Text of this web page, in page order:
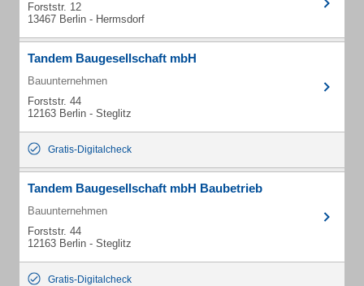
Forststr. 12
13467 Berlin - Hermsdorf
Tandem Baugesellschaft mbH
Bauunternehmen
Forststr. 44
12163 Berlin - Steglitz
Gratis-Digitalcheck
Tandem Baugesellschaft mbH Baubetrieb
Bauunternehmen
Forststr. 44
12163 Berlin - Steglitz
Gratis-Digitalcheck